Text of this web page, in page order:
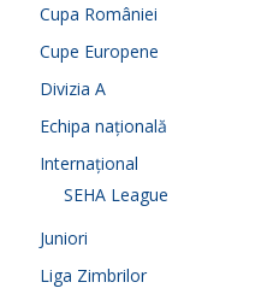
Cupa României
Cupe Europene
Divizia A
Echipa națională
Internațional
SEHA League
Juniori
Liga Zimbrilor